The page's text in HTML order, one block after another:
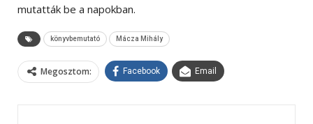
mutatták be a napokban.
könyvbemutató Mácza Mihály
Megosztom: Facebook Email